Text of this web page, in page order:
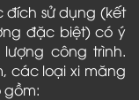
đích sử dụng (kết
đặc biệt) có ý
công trình.
các loại xi măng